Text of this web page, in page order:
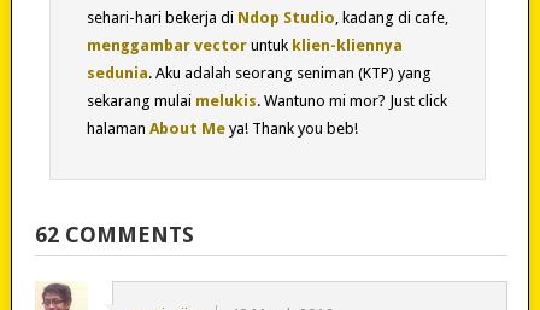
sehari-hari bekerja di Ndop Studio , kadang di cafe,
menggambar vectoruntuk klien-kliennya
sedunia. Aku adalah seorang seniman (KTP) yang
sekarang mulai melukis. Wantuno mi mor? Just click
halaman About Meya! Thank you beb!
62 COMMENTS